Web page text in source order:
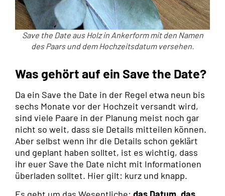
Save the Date aus Holz in Ankerform mit den Namen
des Paars und dem Hochzeitsdatum versehen.
Was gehört auf ein Save the Date?
Da ein Save the Date in der Regel etwa neun bis
sechs Monate vor der Hochzeit versandt wird,
sind viele Paare in der Planung meist noch gar
nicht so weit, dass sie Details mitteilen können.
Aber selbst wenn ihr die Details schon geklärt
und geplant haben solltet, ist es wichtig, dass
ihr euer Save the Date nicht mit Informationen
überladen solltet. Hier gilt: kurz und knapp.